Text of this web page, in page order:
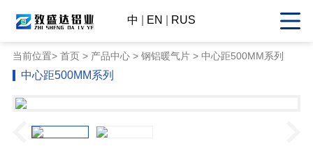
中 EN RUS
当前位置> 首页> 产品中心> 钢铝暖气片 > 中心距500MM系列
中心距500MM系列